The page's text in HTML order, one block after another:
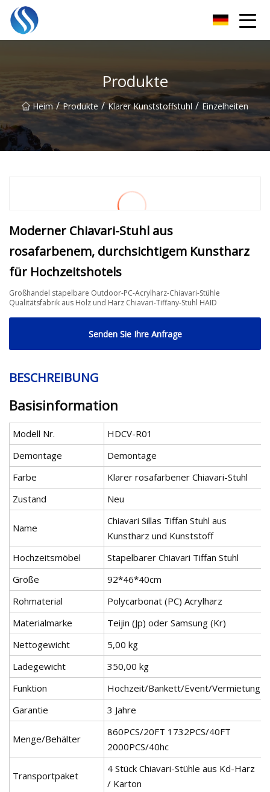
Produkte
Heim / Produkte / Klarer Kunststoffstuhl / Einzelheiten
Moderner Chiavari-Stuhl aus
rosafarbenem, durchsichtigem Kunstharz
für Hochzeitshotels
Großhandel stapelbare Outdoor-PC-Acrylharz-Chiavari-Stühle
Qualitätsfabrik aus Holz und Harz Chiavari-Tiffany-Stuhl HAID
Senden Sie Ihre Anfrage
BESCHREIBUNG
Basisinformation
Modell Nr.
HDCV-R01
Demontage
Demontage
Farbe
Klarer rosafarbener Chiavari-Stuhl
Zustand
Neu
Name
Chiavari Sillas Tiffan Stuhl aus
Kunstharz und Kunststoff
Hochzeitsmöbel
Stapelbarer Chiavari Tiffan Stuhl
Größe
92*46*40cm
Rohmaterial
Polycarbonat (PC) Acrylharz
Materialmarke
Teijin (Jp) oder Samsung (Kr)
Nettogewicht
5,00 kg
Ladegewicht
350,00 kg
Funktion
Hochzeit/Bankett/Event/Vermietung
Garantie
3 Jahre
Menge/Behälter
860PCS/20FT 1732PCS/40FT
2000PCS/40hc
Transportpaket
4 Stück Chiavari-Stühle aus Kd-Harz
/ Karton